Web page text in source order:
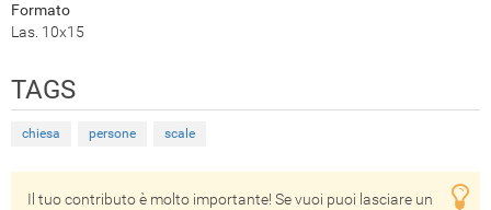
Formato
Las. 10x15
TAGS
chiesa persone scale
Il tuo contributo è molto importante! Se vuoi puoi lasciare un